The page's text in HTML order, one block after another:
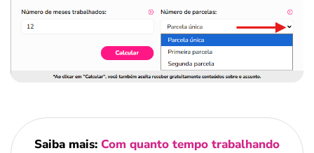
Saiba mais: Com quanto tempo trabalhando